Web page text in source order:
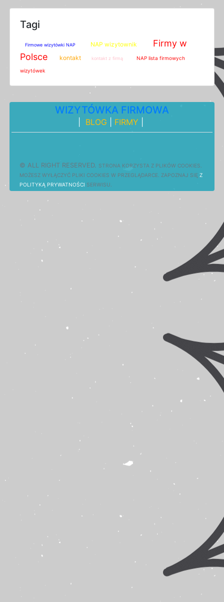
Tagi
Firmowe wizytówki NAP NAP wizytownik
Firmy w
Polsce
kontakt kontakt z firmą NAP lista firmowych
wizytówek
WIZYTÓWKA FIRMOWA
BLOG FIRMY
© ALL RIGHT RESERVED. STRONA KORZYSTA Z PLIKÓW COOKIES.
MOŻESZ WYŁ ĄCZYĆ PL IKI COOKIES W PRZEGLĄDARCE. ZAPOZNAJ SIĘ Z
POLITYKĄ PRYWATNOŚCI SERWISU.